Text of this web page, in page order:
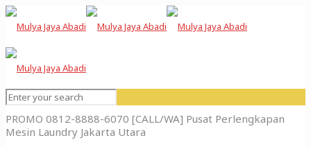
PROMO 0812-8888-6070 [CALL/WA] Pusat Perlengkapan
Mesin Laundry Jakarta Utara